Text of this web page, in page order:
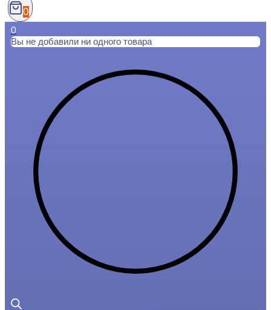
0
0
Вы не добавили ни одного товара